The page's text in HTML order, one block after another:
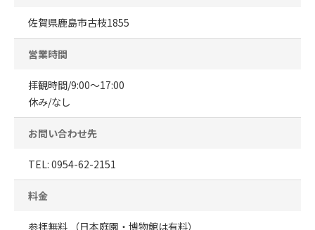
佐賀県鹿島市古枝1855
営業時間
拝観時間/9:00～17:00
休み/なし
お問い合わせ先
TEL: 0954-62-2151
料金
参拝無料 （日本庭園・博物館は有料）